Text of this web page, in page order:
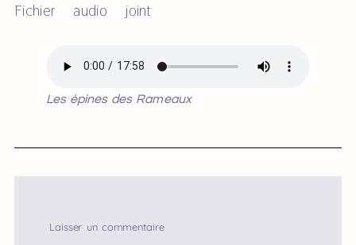
Fichier audio joint
Les épines des Rameaux
Laisser un commentaire